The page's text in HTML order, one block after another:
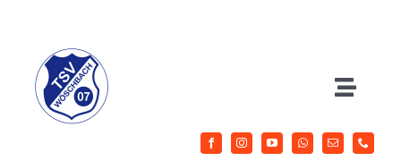
springen
Toggle
Herrenfussball